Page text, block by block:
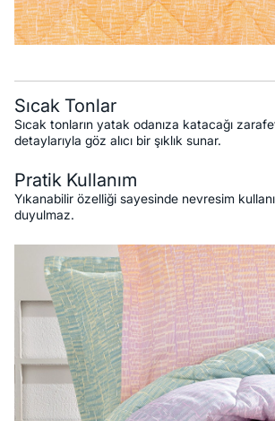
Sıcak Tonlar
Sıcak tonların yatak odanıza katacağı
detaylarıyla göz alıcı bir şıklık sunar.
Pratik Kullanım
Yıkanabilir özelliği sayesinde nevresim
duyulmaz.